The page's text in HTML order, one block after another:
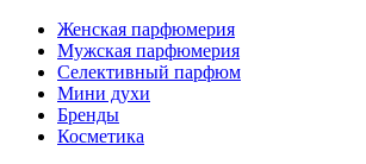
Женская парфюмерия
Мужская парфюмерия
Селективный парфюм
Мини духи
Бренды
Косметика